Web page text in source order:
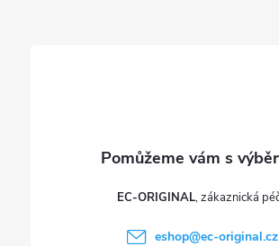
EC-ORIGINAL
eshop@ec-original.cz